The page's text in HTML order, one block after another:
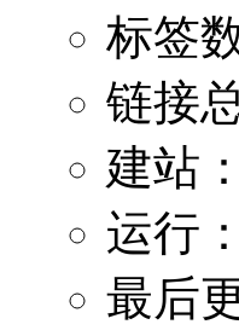
标签
链接
建站
运行
最后